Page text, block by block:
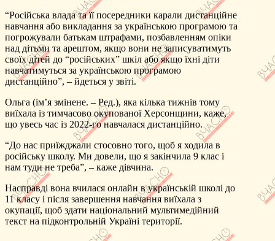
“Російська влада та її посередники карали дистанційне
навчання або викладання за українською програмою та
погрожували батькам штрафами, позбавленням опіки
над дітьми та арештом, якщо вони не записуватимуть
своїх дітей до “російських” шкіл або якщо їхні діти
навчатимуться за українською програмою
дистанційно”, – йдеться у звіті.
Ольга (ім’я змінене. – Ред.), яка кілька тижнів тому
виїхала із тимчасово окупованої Херсонщини, каже,
що увесь час із 2022-го навчалася дистанційно.
“До нас приїжджали стосовно того, щоб я ходила в
російську школу. Ми довели, що я закінчила 9 клас і
нам туди не треба”, – каже дівчина.
Насправді вона вчилася онлайн в українській школі до
11 класу і після завершення навчання виїхала з
окупації, щоб здати національний мультимедійний
текст на підконтрольній Україні території.